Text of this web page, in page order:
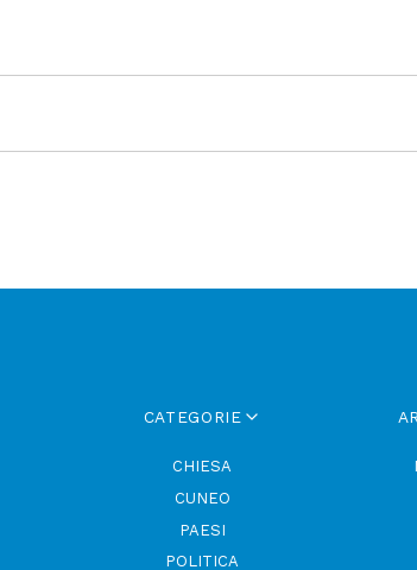
CATEGORIE
CHIESA
CUNEO
PAESI
POLITICA